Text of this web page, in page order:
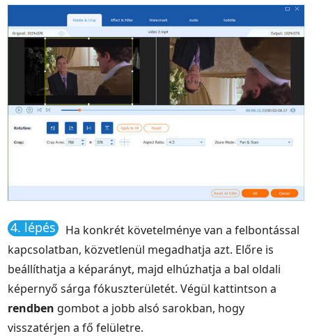
4. lépés
Ha konkrét követelménye van a felbontással
kapcsolatban, közvetlenül megadhatja azt. Előre is
beállíthatja a képarányt, majd elhúzhatja a bal oldali
képernyő sárga fókuszterületét. Végül kattintson a
rendben gombot a jobb alsó sarokban, hogy
visszatérjen a fő felületre.